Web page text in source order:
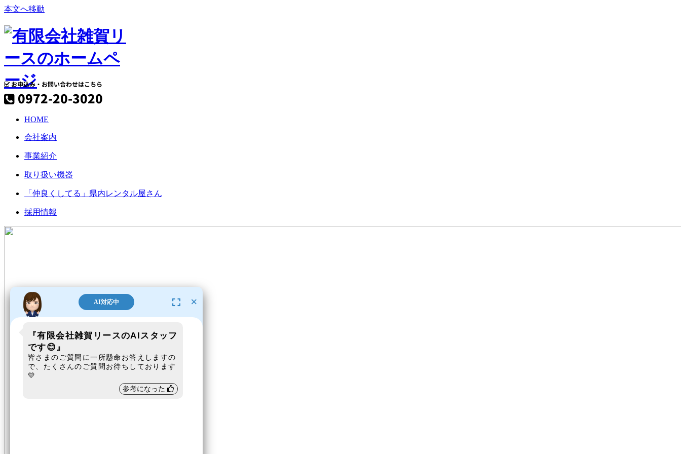
本文へ移動
お申込み・お問い合わせはこちら
 0972-20-3020
HOME
会社案内
事業紹介
取り扱い機器
「仲良くしてる」県内レンタル屋さん
採用情報
雑賀リースは、建設重機リース・
AI対応中 ×
『有限会社雑賀リースのAIスタッフ
です😊』
皆さまのご質問に一所懸命お答えしますの
で、たくさんのご質問お待ちしております
💛
参考になった